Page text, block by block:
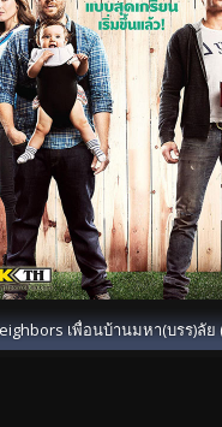
เพื่อนบ้านมหา(บรร)ลัย